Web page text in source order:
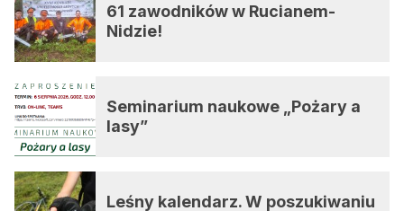
61 zawodników w Rucianem-
Nidzie!
Seminarium naukowe „Pożary a
lasy”
Leśny kalendarz. W poszukiwaniu